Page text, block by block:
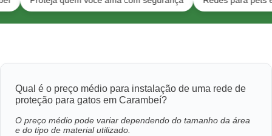
Qual é o preço médio para instalação de uma rede de
proteção para gatos em Carambeí?
O preço médio pode variar dependendo do tamanho da área
e do tipo de material utilizado.